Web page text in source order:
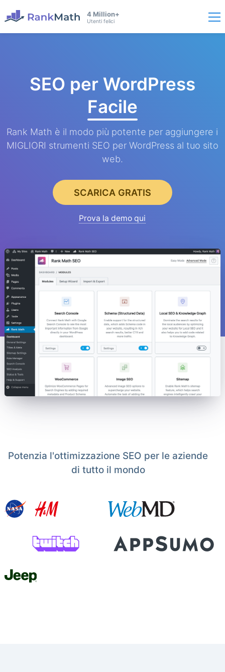
4 Million+
Utenti felici
SEO per WordPress
Facile
Rank Math è il modo più potente per aggiungere i
MIGLIORI strumenti SEO per WordPress al tuo sito
web.
SCARICA GRATIS
Prova la demo qui
Potenzia l'ottimizzazione SEO per le aziende
di tutto il mondo